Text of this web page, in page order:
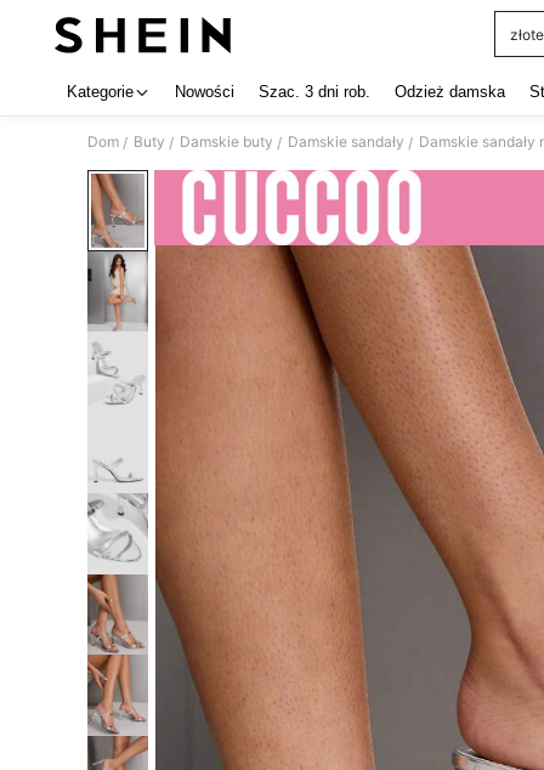
Kategorie Nowości Szac. 3 dni rob. Odzież damska
Dom / Buty / Damskie buty / Damskie sandały / Damskie sandały